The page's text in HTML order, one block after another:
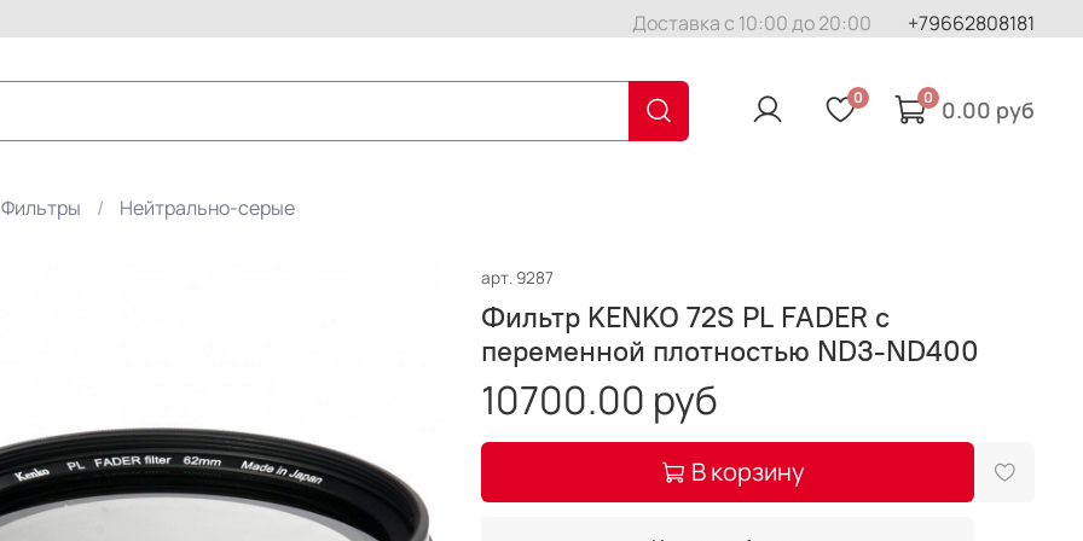
Доставка с 10:00 до 20:00 +79662808181
0 0 0.00 руб
Фильтры Нейтрально-серые
арт. 9287
Фильтр KENKO 72S PL FADER с
переменной плотностью ND3-ND400
10700.00 руб
В корзину